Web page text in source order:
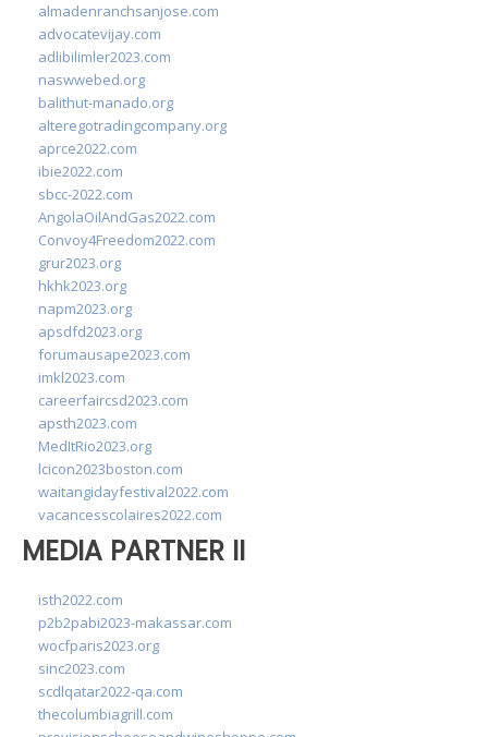
almadenranchsanjose.com
advocatevijay.com
adlibilimler2023.com
naswwebed.org
balithut-manado.org
alteregotradingcompany.org
aprce2022.com
ibie2022.com
sbcc-2022.com
AngolaOilAndGas2022.com
Convoy4Freedom2022.com
grur2023.org
hkhk2023.org
napm2023.org
apsdfd2023.org
forumausape2023.com
imkl2023.com
careerfaircsd2023.com
apsth2023.com
MedItRio2023.org
lcicon2023boston.com
waitangidayfestival2022.com
vacancesscolaires2022.com
MEDIA PARTNER II
isth2022.com
p2b2pabi2023-makassar.com
wocfparis2023.org
sinc2023.com
scdlqatar2022-qa.com
thecolumbiagrill.com